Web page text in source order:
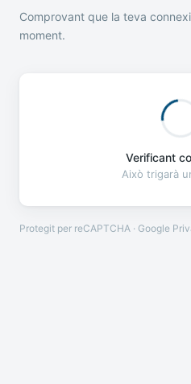
Comprovant que la teva
moment.
Verificant
Això trigarà
Protegit per reCAPTCHA · Google